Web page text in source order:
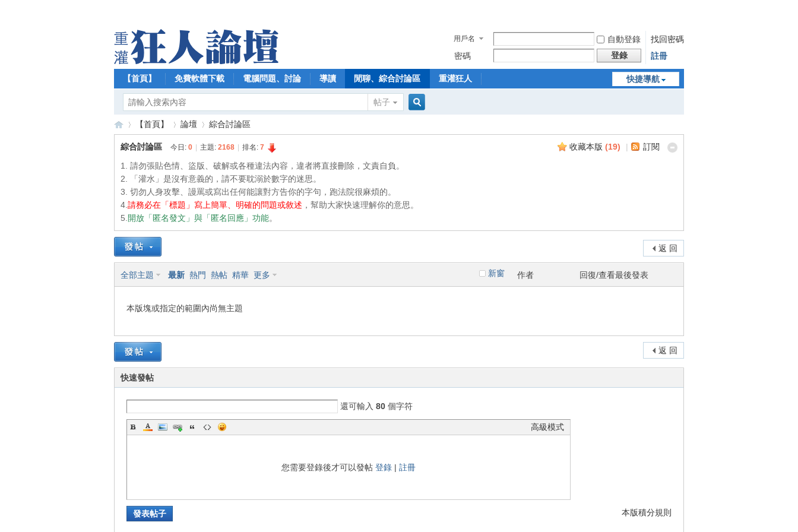
用戶名 自動登錄
找回密碼
密碼
登錄 註冊
快捷導航
【首頁】 免費軟體下載 電腦問題、討論 導讀 閒聊、綜合討論區 重灌狂人
帖子
【»
【首頁】
›
論壇
›
綜合討論區
收藏本版 (19) | 訂閱
綜合討論區 今日: 0 主題: 2168 排名: 7
1. 請勿張貼色情、盜版、破解或各種違法內容，違者將直接刪除，文責自負。
2. 「灌水」是沒有意義的，請不要耽溺於數字的迷思。
3. 切勿人身攻擊、謾罵或寫出任何能讓對方告你的字句，跑法院很麻煩的。
4. 請務必在「標題」寫上簡單、明確的問題或敘述 ，幫助大家快速理解你的意思。
5. 開放「匿名發文」與「匿名回應」功能。
返 回
新窗
全部主題 最新 熱門 熱帖 精華 更多 作者 回復/查看最後發表
本版塊或指定的範圍內尚無主題
返 回
快速發帖
還可輸入 80 個字符
高級模式
您需要登錄後才可以發帖 登錄 | 註冊
本版積分規則
發表帖子